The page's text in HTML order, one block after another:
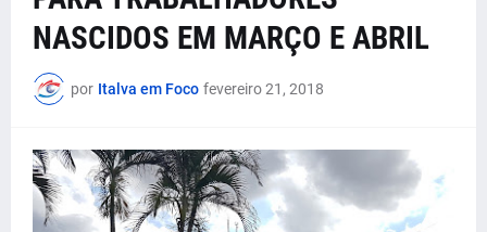
NASCIDOS EM MARÇO E ABRIL
por Italva em Foco fevereiro 21, 2018